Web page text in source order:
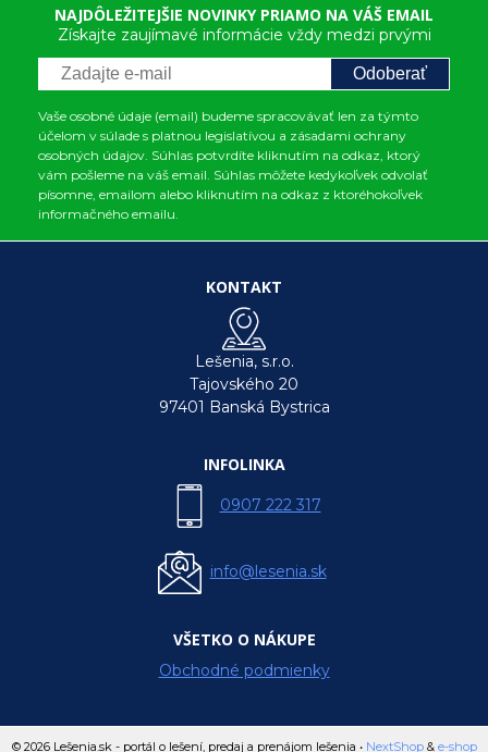
NAJDÔLEŽITEJŠIE NOVINKY PRIAMO NA VÁŠ EMAIL
Získajte zaujímavé informácie vždy medzi prvými
Odoberať
Vaše osobné údaje (email) budeme spracovávať len za týmto
účelom v súlade s platnou legislatívou a zásadami ochrany
osobných údajov. Súhlas potvrdíte kliknutím na odkaz, ktorý
vám pošleme na váš email. Súhlas môžete kedykoľvek odvolať
písomne, emailom alebo kliknutím na odkaz z ktoréhokoľvek
informačného emailu.
KONTAKT
Lešenia, s.r.o.
Tajovského 20
97401 Banská Bystrica
INFOLINKA
0907 222 317
info@lesenia.sk
VŠETKO O NÁKUPE
Obchodné podmienky
© 2026 Lešenia.sk - portál o lešení, predaj a prenájom lešenia • NextShop& e-shop